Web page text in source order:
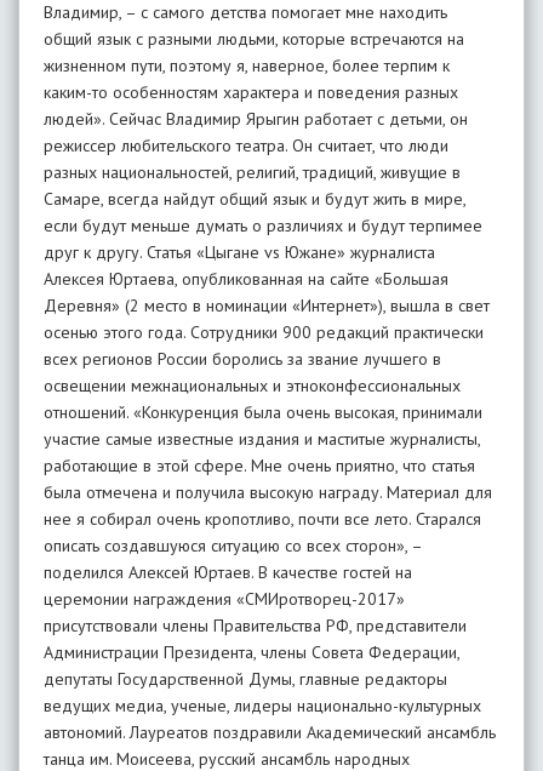
Владимир, – с самого детства помогает мне находить
общий язык с разными людьми, которые встречаются на
жизненном пути, поэтому я, наверное, более терпим к
каким-то особенностям характера и поведения разных
людей». Сейчас Владимир Ярыгин работает с детьми, он
режиссер любительского театра. Он считает, что люди
разных национальностей, религий, традиций, живущие в
Самаре, всегда найдут общий язык и будут жить в мире,
если будут меньше думать о различиях и будут терпимее
друг к другу. Статья «Цыгане vs Южане» журналиста
Алексея Юртаева, опубликованная на сайте «Большая
Деревня» (2 место в номинации «Интернет»), вышла в свет
осенью этого года. Сотрудники 900 редакций практически
всех регионов России боролись за звание лучшего в
освещении межнациональных и этноконфессиональных
отношений. «Конкуренция была очень высокая, принимали
участие самые известные издания и маститые журналисты,
работающие в этой сфере. Мне очень приятно, что статья
была отмечена и получила высокую награду. Материал для
нее я собирал очень кропотливо, почти все лето. Старался
описать создавшуюся ситуацию со всех сторон», –
поделился Алексей Юртаев. В качестве гостей на
церемонии награждения «СМИротворец-2017»
присутствовали члены Правительства РФ, представители
Администрации Президента, члены Совета Федерации,
депутаты Государственной Думы, главные редакторы
ведущих медиа, ученые, лидеры национально-культурных
автономий. Лауреатов поздравили Академический ансамбль
танца им. Моисеева, русский ансамбль народных